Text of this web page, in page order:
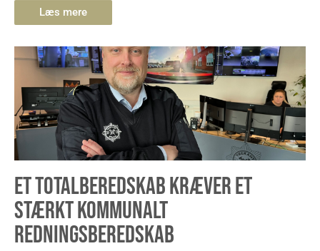
Læs mere
ET TOTALBEREDSKAB KRÆVER ET
STÆRKT KOMMUNALT
REDNINGSBEREDSKAB